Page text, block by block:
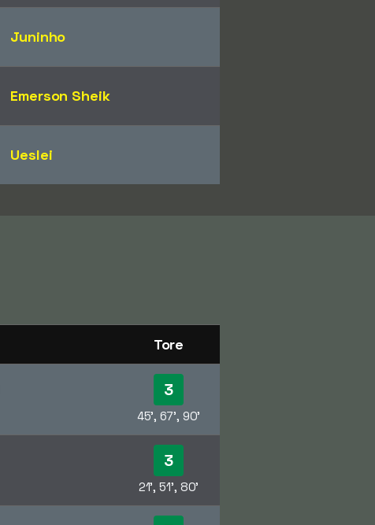
Juninho
Emerson Sheik
Ueslei
Tore
3
45', 67', 90'
3
21', 51', 80'